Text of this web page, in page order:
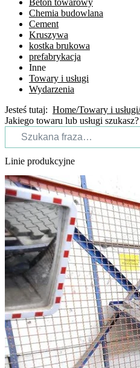
Beton towarowy
Chemia budowlana
Cement
Kruszywa
kostka brukowa
prefabrykacja
Inne
Towary i usługi
Wydarzenia
Jesteś tutaj: Home Towary i usługi
Jakiego towaru lub usługi szukasz?
Linie produkcyjne